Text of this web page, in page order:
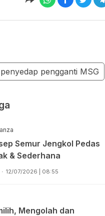
penyedap pengganti MSG
Semur Jengkol Pedas
& Sederhana
12/07/2026 | 08:55
Mengolah dan